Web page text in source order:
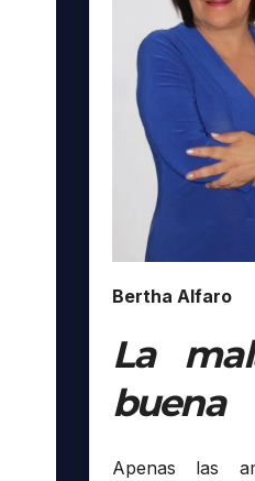
Bertha Alfaro
La
buena
Apenas las